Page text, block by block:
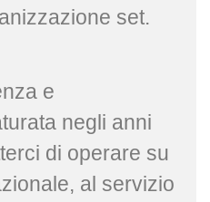
set.
e
negli anni
di operare su
al servizio